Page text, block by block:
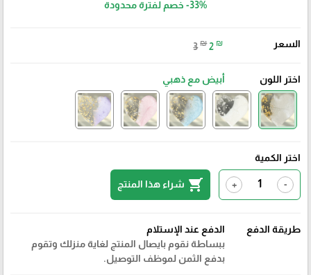
-33% خصم لفترة محدودة
السعر 3 ₪ 2 ₪
اختر اللون أبيض مع ذهبي
اختر الكمية
-
+
shopping_cart شراء هذا المنتج
طريقة الدفع
الدفع عند الإستلام
ببساطة نقوم بايصال المنتج لغاية منزلك وتقوم
بدفع الثمن لموظف التوصيل.